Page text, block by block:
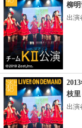
柳
出演
枝
出演